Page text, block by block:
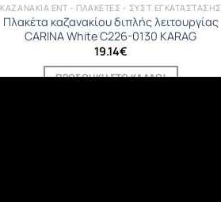
KAZANAKIA ENT - ΠΛΑΚΕΤΕΣ - ΣΥΣΤ.ΕΓΚΑΤΑΣΤΑΣΗΣ
Πλακέτα καζανακίου διπλής λειτουργίας
CARINA White C226-0130 KARAG
19.14€
ΠΡΟΣΘΉΚΗ ΣΤΟ ΚΑΛΆΘΙ